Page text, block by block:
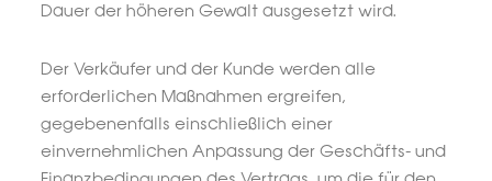
Dauer der höheren Gewalt ausgesetzt wird.
Der Verkäufer und der Kunde werden alle
erforderlichen Maßnahmen ergreifen,
gegebenenfalls einschließlich einer
einvernehmlichen Anpassung der Geschäfts- und